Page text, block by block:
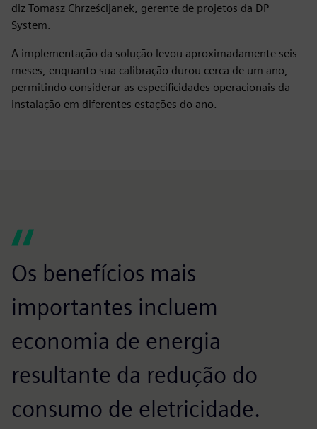
diz Tomasz Chrześcijanek, gerente de projetos da DP
System.
A implementação da solução levou aproximadamente seis
meses, enquanto sua calibração durou cerca de um ano,
permitindo considerar as especificidades operacionais da
instalação em diferentes estações do ano.
Os benefícios mais
importantes incluem
economia de energia
resultante da redução do
consumo de eletricidade.